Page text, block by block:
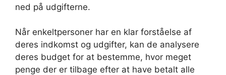
ned på udgifterne.
Når enkeltpersoner har en klar forståelse af
deres indkomst og udgifter, kan de analysere
deres budget for at bestemme, hvor meget
penge der er tilbage efter at have betalt alle